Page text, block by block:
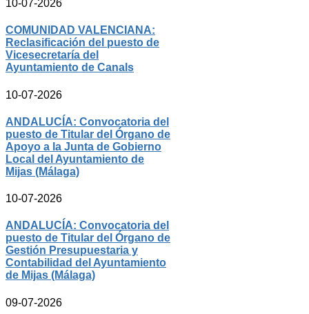
10-07-2026
COMUNIDAD VALENCIANA:
Reclasificación del puesto de
Vicesecretaría del
Ayuntamiento de Canals
10-07-2026
ANDALUCÍA: Convocatoria del
puesto de Titular del Órgano de
Apoyo a la Junta de Gobierno
Local del Ayuntamiento de
Mijas (Málaga)
10-07-2026
ANDALUCÍA: Convocatoria del
puesto de Titular del Órgano de
Gestión Presupuestaria y
Contabilidad del Ayuntamiento
de Mijas (Málaga)
09-07-2026